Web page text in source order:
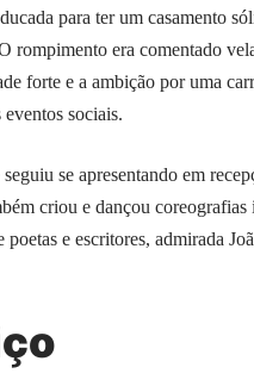
para ter um casamento
rompimento era comentado
forte e a ambição por uma
sociais.
se apresentando em
criou e dançou
poetas e escritores, admirada